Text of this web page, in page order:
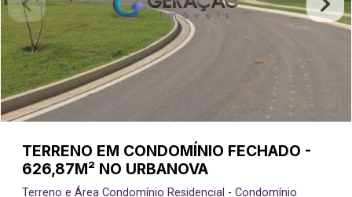
TERRENO EM CONDOMÍNIO FECHADO -
626,87M² NO URBANOVA
Terreno e Área Condomínio Residencial - Condomínio